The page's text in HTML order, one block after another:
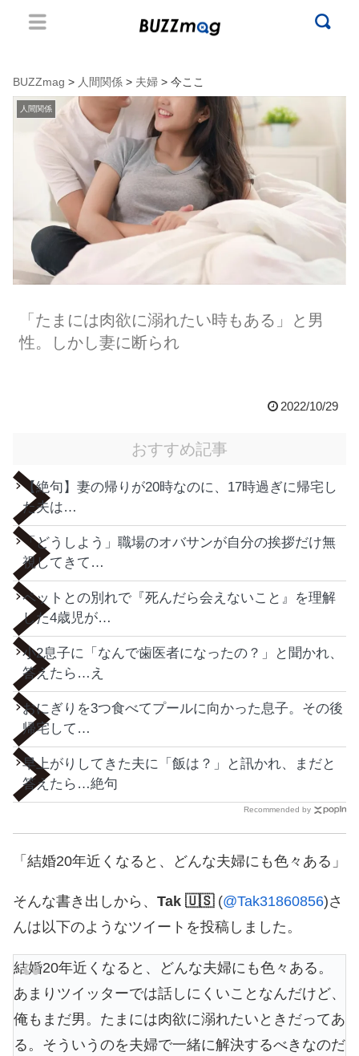
BUZZmag > 人間関係 > 夫婦 > 今ここ
人間関係
「たまには肉欲に溺れたい時もある」と男
性。しかし妻に断られ
2022/10/29
おすすめ記事
【絶句】妻の帰りが20時なのに、17時過ぎに帰宅し
た夫は…
「どうしよう」職場のオバサンが自分の挨拶だけ無
視してきて…
ペットとの別れで『死んだら会えないこと』を理解
した4歳児が…
小2息子に「なんで歯医者になったの？」と聞かれ、
答えたら…え
おにぎりを3つ食べてプールに向かった息子。その後
帰宅して…
早上がりしてきた夫に「飯は？」と訊かれ、まだと
答えたら…絶句
Recommended by
「結婚20年近くなると、どんな夫婦にも色々ある」
そんな書き出しから、 Tak 🇺🇸(@Tak31860856)さ
んは以下のようなツイートを投稿しました。
結婚20年近くなると、どんな夫婦にも色々ある。
あまりツイッターでは話しにくいことなんだけど、
俺もまだ男。たまには肉欲に溺れたいときだってあ
る。そういうのを夫婦で一緒に解決するべきなのだ